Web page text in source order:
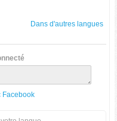
Dans d'autres langues
Facebook